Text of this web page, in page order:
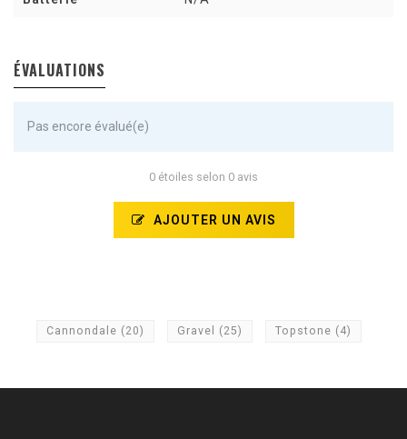
ÉVALUATIONS
Pas encore évalué(e)
0 étoiles selon 0 avis
AJOUTER UN AVIS
Cannondale (20) Gravel (25) Topstone (4)